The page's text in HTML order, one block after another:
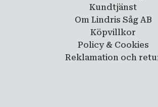
Kundtjänst
Om Lindris Såg AB
Köpvillkor
Policy & Cookies
Reklamation och